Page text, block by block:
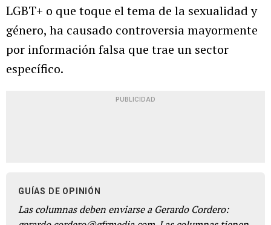
LGBT+ o que toque el tema de la sexualidad y
género, ha causado controversia mayormente
por información falsa que trae un sector
específico.
PUBLICIDAD
GUÍAS DE OPINIÓN
Las columnas deben enviarse a Gerardo Cordero: